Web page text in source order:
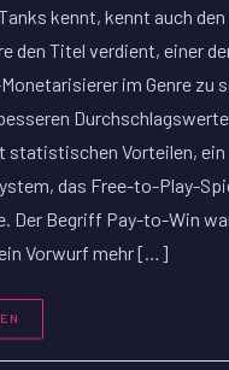
kennt, kennt auch
den Titel verdient, einer
im Genre zu
statistischen Vorteilen, ein
das Free-to-Play-
Der Begriff Pay-to-Win
Vorwurf mehr […]